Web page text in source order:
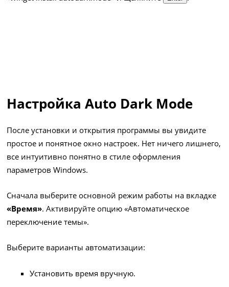
Настройка Auto Dark Mode
После установки и открытия программы вы увидите
простое и понятное окно настроек. Нет ничего лишнего,
все интуитивно понятно в стиле оформления
параметров Windows.
Сначала выберите основной режим работы на вкладке
«Время». Активируйте опцию «Автоматическое
переключение темы».
Выберите варианты автоматизации:
Установить время вручную.